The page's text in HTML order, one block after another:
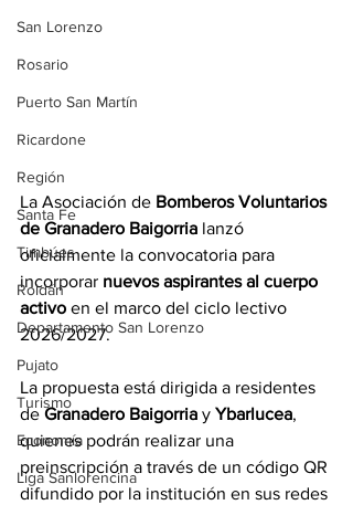
San Lorenzo
Rosario
Puerto San Martín
Ricardone
Región
Santa Fe
Timbúes
Roldán
Departamento San Lorenzo
Pujato
Turismo
Economía
Liga Sanlorencina
La Asociación de Bomberos Voluntarios
de Granadero Baigorria lanzó
oficialmente la convocatoria para
incorporar nuevos aspirantes al cuerpo
activo en el marco del ciclo lectivo
2026/2027.
La propuesta está dirigida a residentes
de Granadero Baigorria y Ybarlucea,
quienes podrán realizar una
preinscripción a través de un código QR
difundido por la institución en sus redes